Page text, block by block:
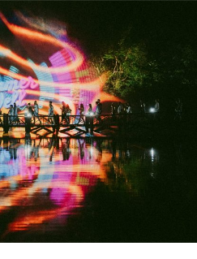
starneasca o anumita
avea parte de ceea ce
mai rapid si eficient. Iar in
nici nu poate cadea
de cantitatea de coliva
coliva, aceasta este
si mai ales se
in procesarea si prepararea